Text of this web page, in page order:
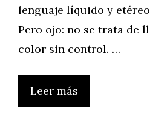
lenguaje líquido y
Pero ojo: no se trata de
color sin control. …
Leer más